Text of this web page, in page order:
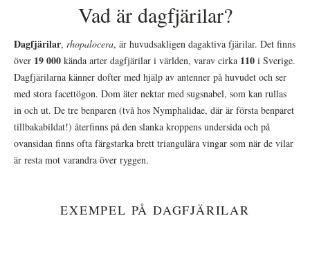
Vad är dagfjärilar?
Dagfjärilar, rhopalocera, är huvudsakligen dagaktiva fjärilar. Det finns
över 19 000 kända arter dagfjärilar i världen, varav cirka 110 i Sverige.
Dagfjärilarna känner dofter med hjälp av antenner på huvudet och ser
med stora facettögon. Dom äter nektar med sugsnabel, som kan rullas
in och ut. De tre benparen (två hos Nymphalidae, där är första benparet
tillbakabildat!) återfinns på den slanka kroppens undersida och på
ovansidan finns ofta färgstarka brett triangulära vingar som när de vilar
är resta mot varandra över ryggen.
EXEMPEL PÅ DAGFJÄRILAR